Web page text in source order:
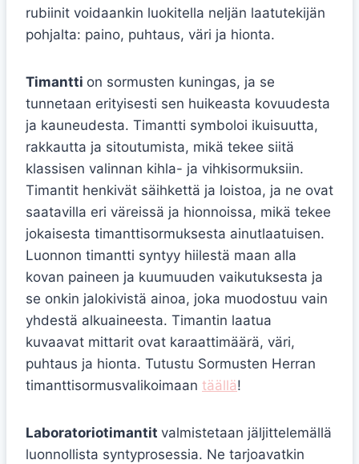
rubiinit voidaankin luokitella neljän laatutekijän
pohjalta: paino, puhtaus, väri ja hionta.
Timantti on sormusten kuningas, ja se
tunnetaan erityisesti sen huikeasta kovuudesta
ja kauneudesta. Timantti symboloi ikuisuutta,
rakkautta ja sitoutumista, mikä tekee siitä
klassisen valinnan kihla- ja vihkisormuksiin.
Timantit henkivät säihkettä ja loistoa, ja ne ovat
saatavilla eri väreissä ja hionnoissa, mikä tekee
jokaisesta timanttisormuksesta ainutlaatuisen.
Luonnon timantti syntyy hiilestä maan alla
kovan paineen ja kuumuuden vaikutuksesta ja
se onkin jalokivistä ainoa, joka muodostuu vain
yhdestä alkuaineesta. Timantin laatua
kuvaavat mittarit ovat karaattimäärä, väri,
puhtaus ja hionta. Tutustu Sormusten Herran
timanttisormusvalikoimaan täällä!
Laboratoriotimantit valmistetaan jäljittelemällä
luonnollista syntyprosessia. Ne tarjoavatkin